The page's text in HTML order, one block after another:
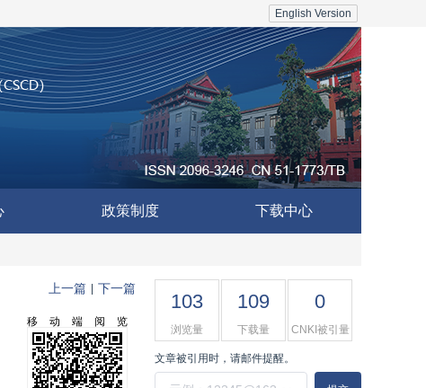
English Version
政策制度 下载中心
上一篇 下一篇
移动端阅览
103
浏览量
109
下载量
0
CNKI被引量
文章被引用时，请邮件提醒。